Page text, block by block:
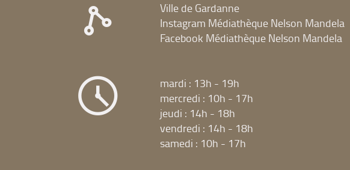
Ville de Gardanne
Instagram Médiathèque Nelson Mandela
Facebook Médiathèque Nelson Mandela
mardi : 13h - 19h
mercredi : 10h - 17h
jeudi : 14h - 18h
vendredi : 14h - 18h
samedi : 10h - 17h